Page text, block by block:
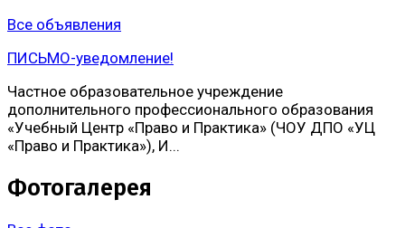
Все объявления
ПИСЬМО-уведомление!
Частное образовательное учреждение
дополнительного профессионального образования
«Учебный Центр «Право и Практика» (ЧОУ ДПО «УЦ
«Право и Практика»), И...
Фотогалерея